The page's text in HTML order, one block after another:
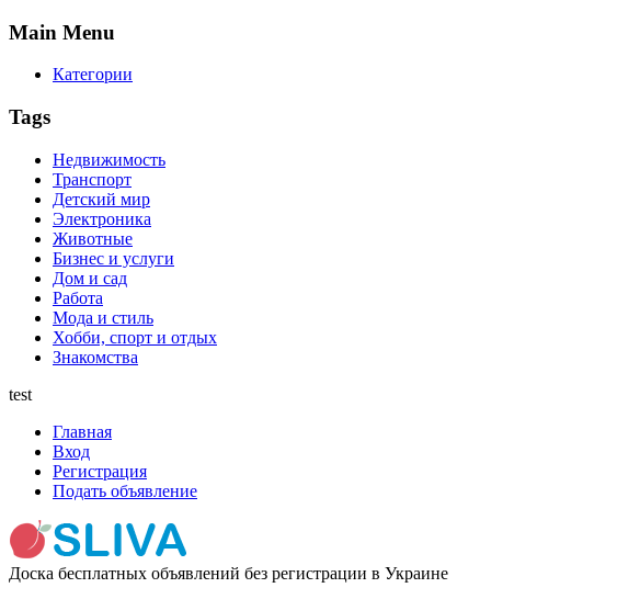
Main Menu
Категории
Tags
Недвижимость
Транспорт
Детский мир
Электроника
Животные
Бизнес и услуги
Дом и сад
Работа
Мода и стиль
Хобби, спорт и отдых
Знакомства
test
Главная
Вход
Регистрация
Подать объявление
Доска бесплатных объявлений без регистрации в Украине